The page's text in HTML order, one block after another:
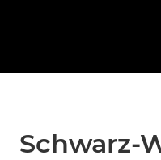
Schwarz-